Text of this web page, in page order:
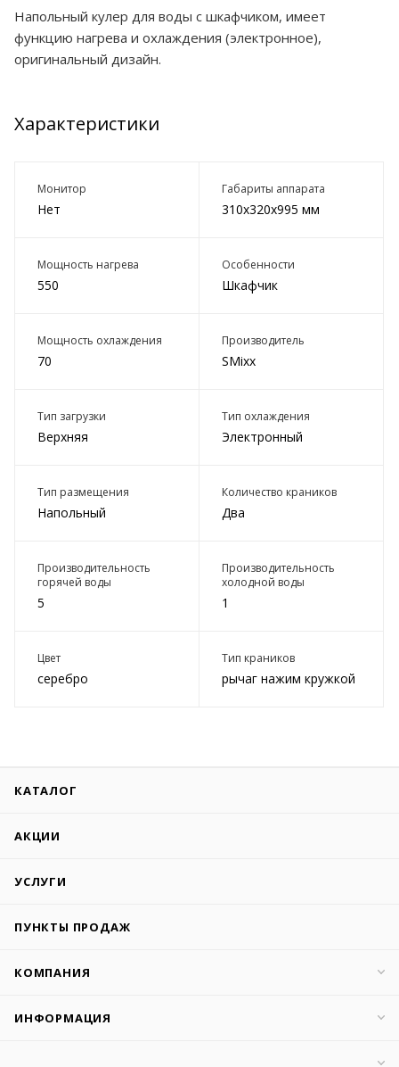
Напольный кулер для воды с шкафчиком, имеет
функцию нагрева и охлаждения (электронное),
оригинальный дизайн.
Характеристики
Монитор
Нет
Габариты аппарата
310х320х995 мм
Мощность нагрева
550
Особенности
Шкафчик
Мощность охлаждения
70
Производитель
SMixx
Тип загрузки
Верхняя
Тип охлаждения
Электронный
Тип размещения
Напольный
Количество краников
Два
Производительность
горячей воды
5
Производительность
холодной воды
1
Цвет
серебро
Тип краников
рычаг нажим кружкой
КАТАЛОГ
АКЦИИ
УСЛУГИ
ПУНКТЫ ПРОДАЖ
КОМПАНИЯ
ИНФОРМАЦИЯ